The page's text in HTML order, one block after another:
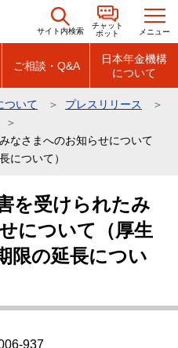
サイト内検索
チャット
ボット
メニュー
ご相談・Q&A
日本年金機構
について
ついて
プレスリリース
なさまへのお知らせについて
について）
を受けられたみ
について（厚生
限の延長につい
937